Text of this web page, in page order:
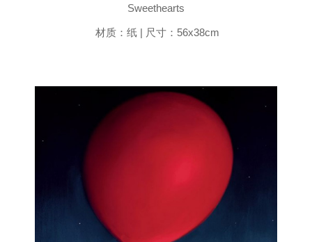
Sweethearts
材质：纸 | 尺寸：56x38cm